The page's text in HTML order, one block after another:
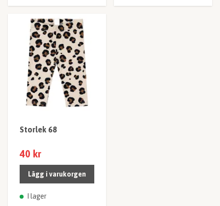
Storlek 68
40 kr
Lägg i varukorgen
I lager